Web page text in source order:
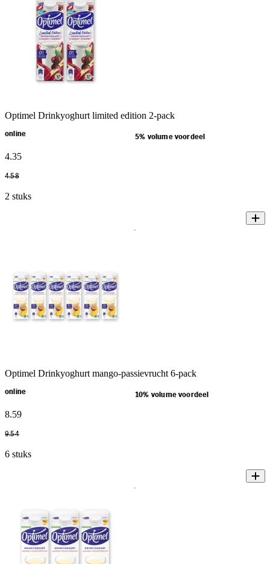
Optimel Drinkyoghurt limited edition 2-pack
online 5% volume voordeel
4.35
4.58
2 stuks
Optimel Drinkyoghurt mango-passievrucht 6-pack
online 10% volume voordeel
8.59
9.54
6 stuks